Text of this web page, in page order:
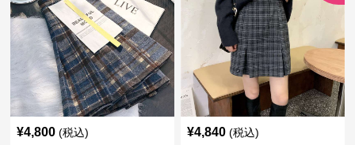
¥4,800 (税込) ¥4,840 (税込)